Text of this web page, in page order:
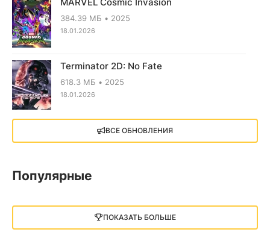
384.39 МБ 2025
18.01.2026
Terminator 2D: No Fate
618.3 МБ 2025
18.01.2026
X4: Foundations (2018)
13.73 GB 2018
13 ГБ 2025
ВСЕ ОБНОВЛЕНИЯ
Популярные
ПОКАЗАТЬ БОЛЬШЕ